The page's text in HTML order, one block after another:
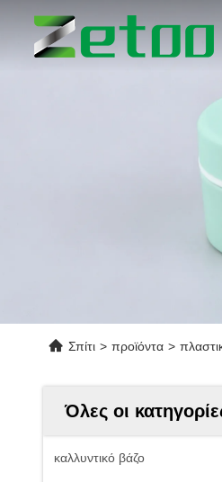
Σπίτι > προϊόντα >
Όλες οι
καλλυντικό βάζο